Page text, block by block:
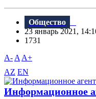
Общество
23 январь 2021,
1731
A- A A+
AZ EN
Информационное